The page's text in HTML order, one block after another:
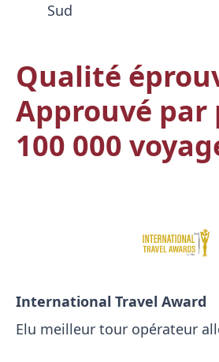
Sud
Qualité
Approuvé par
100 000
International Travel Award
Elu meilleur tour opérateur